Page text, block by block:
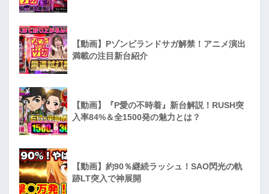
【動画】Pゾンビランドサガ解禁！アニメ演出
満載の注目新台紹介
【動画】『P愛の不時着』新台解説！RUSH突
入率84%＆全1500発の魅力とは？
【動画】約90％継続ラッシュ！SAO閃光の軌
跡LT突入で神展開